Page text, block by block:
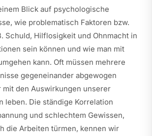
Blick auf psychologische
wie problematisch Faktoren bzw.
Schuld, Hilflosigkeit und Ohnmacht in
sein können und wie man mit
kann. Oft müssen mehrere
gegeneinander abgewogen
den Auswirkungen unserer
leben. Die ständige Korrelation
und schlechtem Gewissen,
die Arbeiten türmen, kennen wir